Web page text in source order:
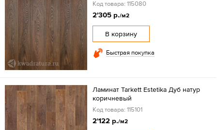
Код товара: 115080
2'305 р./м2
В корзину
Быстрая покупка
Ламинат Tarkett Estetika Дуб натур
коричневый
Код товара: 115101
2'122 р./м2